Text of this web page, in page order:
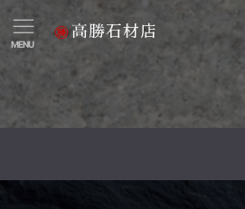
MENU
高勝石材店